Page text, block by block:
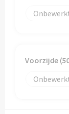
Voorzijde